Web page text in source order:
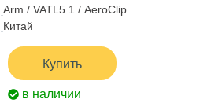
Arm / VATL5.1 / AeroClip
Китай
Купить
в наличии